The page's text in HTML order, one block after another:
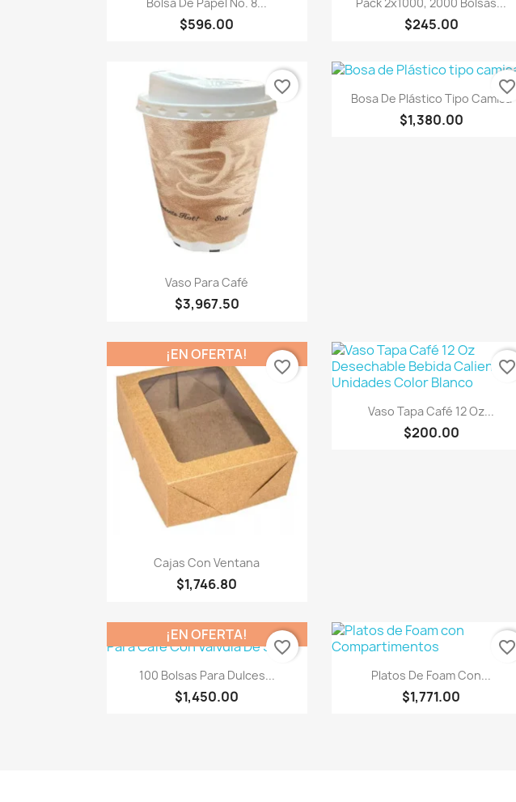
$596.00 $245.00
Vista rápida
Vaso Para Café
$3,967.50
favorite_border Vista rápida
Bosa De Plástico Tipo Camisa
$1,380.00
favorite_border
Vista rápida
Cajas Con Ventana
$1,746.80
¡EN OFERTA!
favorite_border
Vista rápida
Vaso Tapa Café 12 Oz...
$200.00
favorite_border
Vista rápida
100 Bolsas Para Dulces...
$1,450.00
¡EN OFERTA!
favorite_border
Vista rápida
Platos De Foam Con...
$1,771.00
favorite_border